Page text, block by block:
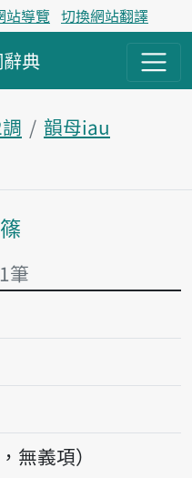
站導覽 切換網站翻譯
辭典
韻母iau
內容區塊
筆
無義項）